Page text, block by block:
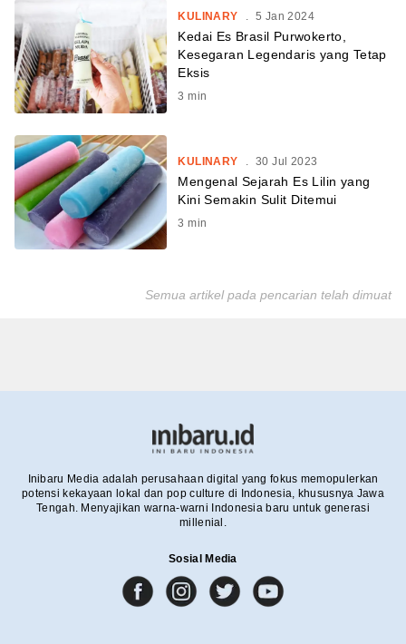
KULINARY . 5 Jan 2024
Kedai Es Brasil Purwokerto,
Kesegaran Legendaris yang Tetap
Eksis
3 min
KULINARY . 30 Jul 2023
Mengenal Sejarah Es Lilin yang
Kini Semakin Sulit Ditemui
3 min
Semua artikel pada pencarian telah dimuat
Inibaru Media adalah perusahaan digital yang fokus memopulerkan
potensi kekayaan lokal dan pop culture di Indonesia, khususnya Jawa
Tengah. Menyajikan warna-warni Indonesia baru untuk generasi
millenial.
Sosial Media